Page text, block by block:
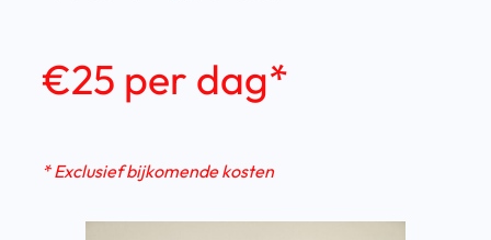
€25 per dag*
* Exclusief bijkomende kosten